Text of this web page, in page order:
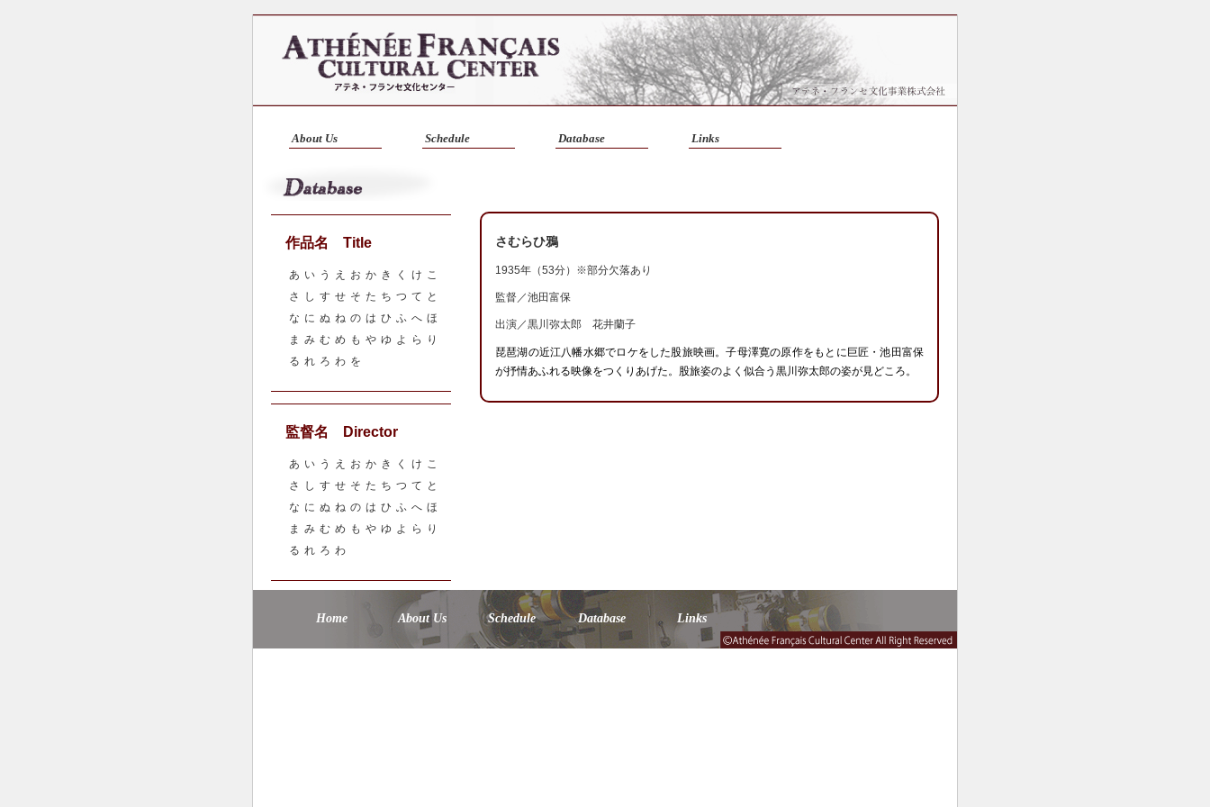
About Us Schedule Database Links
作品名 Title
あ い う え お か き く け
こ
さ
し す せ そ た ち つ て と
な に ぬ ね の は ひ ふ へ ほ
ま み む め も や ゆ よ ら
り
る れ ろ わ を
監督名 Director
あ い う え お か き く け
こ
さ
し す せ そ た ち つ て と
な に ぬ ね の は ひ ふ へ ほ
ま み む め も や ゆ よ ら
り
る れ ろ わ
さむらひ鴉
1935年（53分）※部分欠落あり
監督／池田富保
出演／黒川弥太郎 花井蘭子
琵琶湖の近江八幡水郷でロケをした股旅映画。子母澤寛の原作をもとに巨匠・池田富保
が抒情あふれる映像をつくりあげた。股旅姿のよく似合う黒川弥太郎の姿が見どころ。
Home About Us Schedule Database Links